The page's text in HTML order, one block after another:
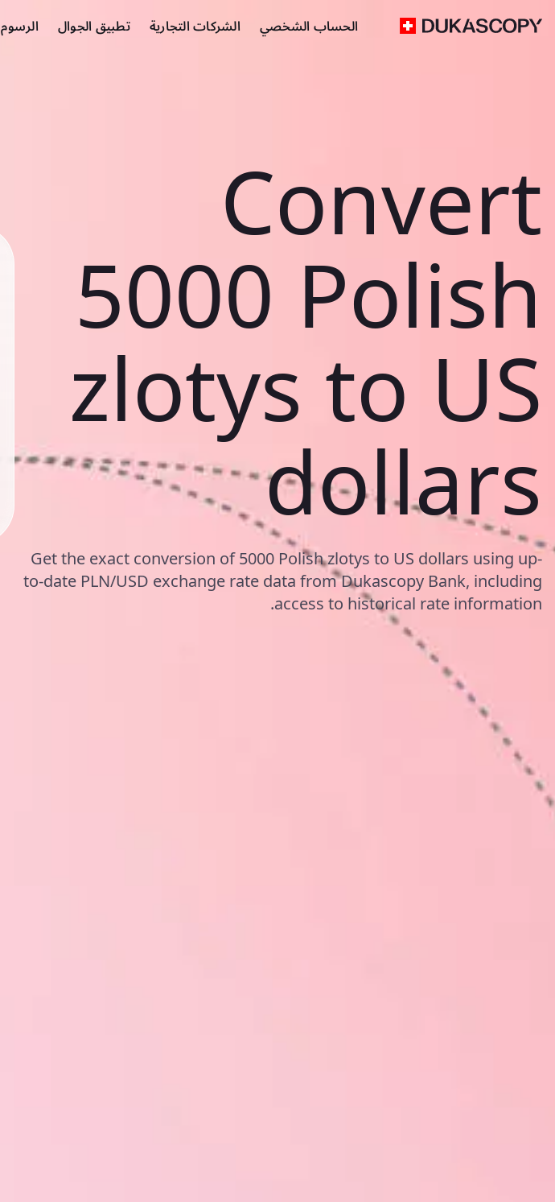
الحساب الشخصي الشركات التجارية تطبيق الجوال الرسوم
Convert
5000 Polish
zlotys to US
dollars
Get the exact conversion of 5000 Polish zlotys to US dollars using up-
to-date PLN/USD exchange rate data from Dukascopy Bank, including
access to historical rate information.